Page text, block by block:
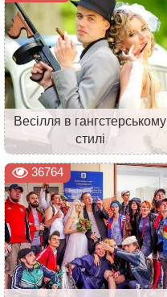
Весілля в гангстерському
стилі
36764